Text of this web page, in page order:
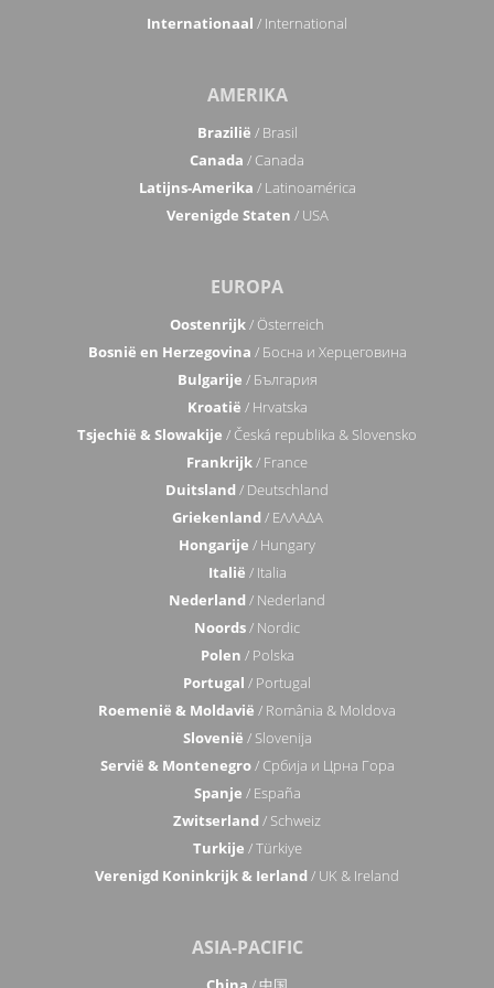
Internationaal / International
AMERIKA
Brazilië / Brasil
Canada / Canada
Latijns-Amerika / Latinoamérica
Verenigde Staten / USA
EUROPA
Oostenrijk/ Österreich
Bosnië en Herzegovina / Босна и Херцеговина
Bulgarije / България
Kroatië / Hrvatska
Tsjechië & Slowakije / Česká republika & Slovensko
Frankrijk/ France
Duitsland / Deutschland
Griekenland / ΕΛΛΑΔΑ
Hongarije / Hungary
Italië / Italia
Nederland / Nederland
Noords/ Nordic
Polen / Polska
Portugal / Portugal
Roemenië & Moldavië / România & Moldova
Slovenië / Slovenija
Servië & Montenegro/ Србија и Црна Гора
Spanje / España
Zwitserland / Schweiz
Turkije / Türkiye
Verenigd Koninkrijk & Ierland / UK & Ireland
ASIA-PACIFIC